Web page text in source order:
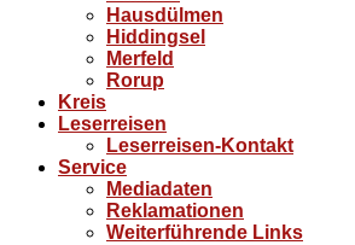
Hausdülmen
Hiddingsel
Merfeld
Rorup
Kreis
Leserreisen
Leserreisen-Kontakt
Service
Mediadaten
Reklamationen
Weiterführende Links